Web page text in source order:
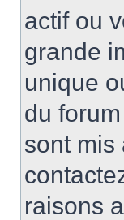
actif ou
grande
unique
du
sont mis
raisons